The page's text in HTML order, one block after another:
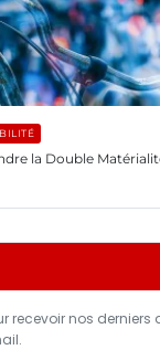
la Double
recevoir nos derniers